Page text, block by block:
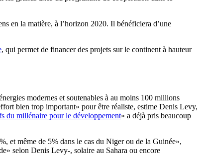
en la matière, à l’horizon 2020. Il bénéficiera d’une
, qui permet de financer des projets sur le continent à hauteur
modernes et soutenables à au moins 100 millions
bien trop important» pour être réaliste, estime Denis Levy,
du millénaire pour le développement» a déjà pris beaucoup
et même de 5% dans le cas du Niger ou de la Guinée»,
selon Denis Levy-, solaire au Sahara ou encore